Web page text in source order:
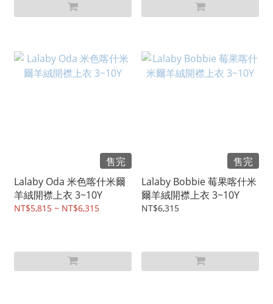
售完
Lalaby Oda 米色喀什米爾
羊絨開襟上衣 3~10Y
NT$5,815 ~ NT$6,315
售完
Lalaby Bobbie 莓果喀什米
爾羊絨開襟上衣 3~10Y
NT$6,315